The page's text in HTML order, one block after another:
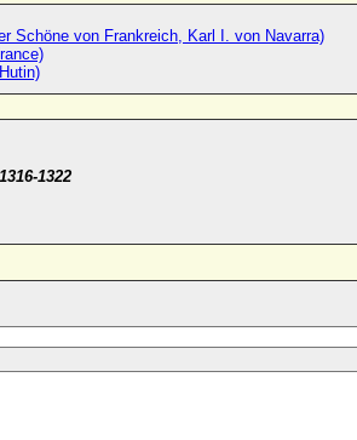
Schöne von Frankreich, Karl I. von Navarra)
1322